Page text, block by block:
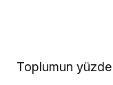
Toplumun yüzde